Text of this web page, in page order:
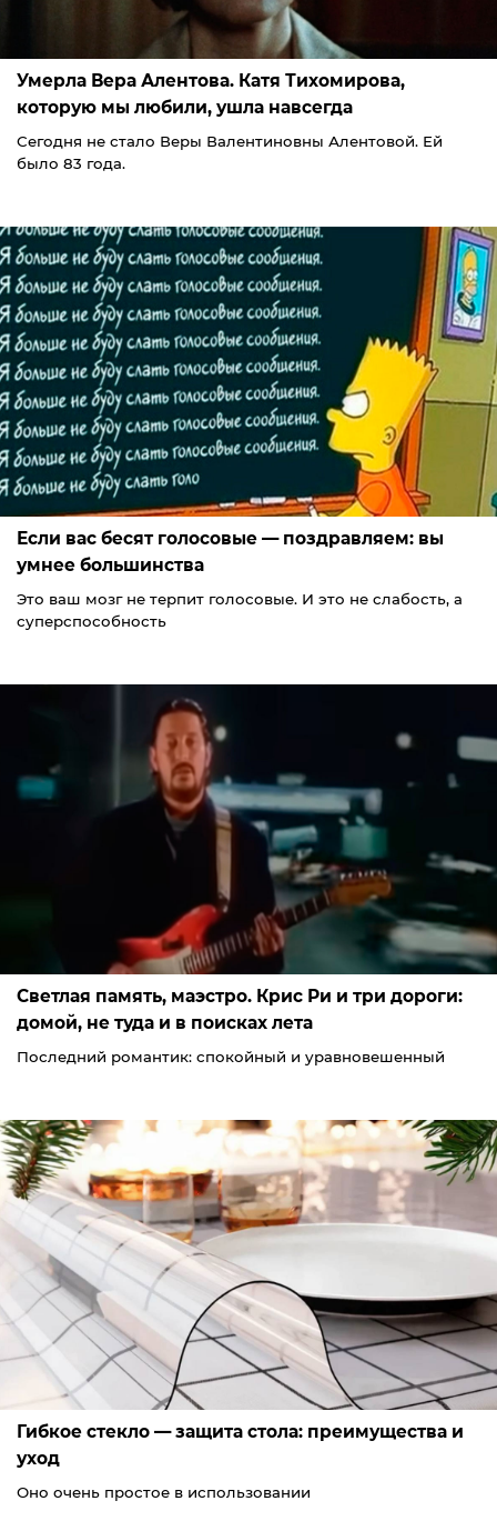
Умерла Вера Алентова. Катя Тихомирова,
которую мы любили, ушла навсегда
Сегодня не стало Веры Валентиновны Алентовой. Ей
было 83 года.
Если вас бесят голосовые — поздравляем: вы
умнее большинства
Это ваш мозг не терпит голосовые. И это не слабость, а
суперспособность
Светлая память, маэстро. Крис Ри и три дороги:
домой, не туда и в поисках лета
Последний романтик: спокойный и уравновешенный
Гибкое стекло — защита стола: преимущества и
уход
Оно очень простое в использовании